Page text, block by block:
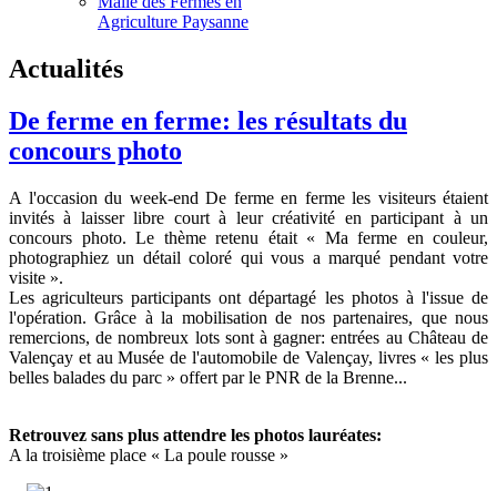
Agriculture Paysanne
Actualités
De ferme en ferme: les résultats du
concours photo
A l'occasion du week-end De ferme en ferme les visiteurs étaient
invités à laisser libre court à leur créativité en participant à un
concours photo. Le thème retenu était « Ma ferme en couleur,
photographiez un détail coloré qui vous a marqué pendant votre
visite ».
Les agriculteurs participants ont départagé les photos à l'issue de
l'opération. Grâce à la mobilisation de nos partenaires, que nous
remercions, de nombreux lots sont à gagner: entrées au Château de
Valençay et au Musée de l'automobile de Valençay, livres « les plus
belles balades du parc » offert par le PNR de la Brenne...
Retrouvez sans plus attendre les photos lauréates:
A la troisième place « La poule rousse »